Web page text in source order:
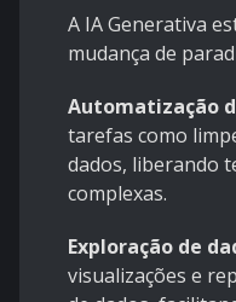
A IA Generativa
mudança de
Automatização
tarefas como
dados, liberando
complexas.
Exploração de
visualizações e